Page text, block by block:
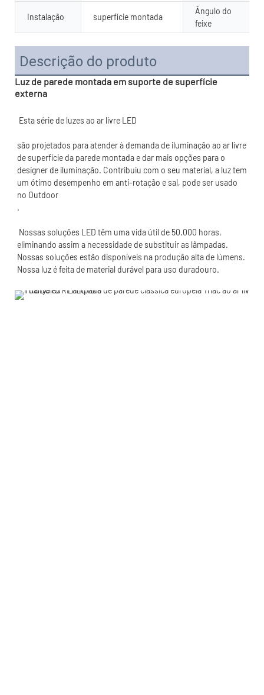
Instalação superfície montada
Ângulo do
feixe
Descrição do produto
Luz de parede montada em suporte de superfície
externa
são projetados para atender à demanda de iluminação ao ar livre
de superfície da parede montada e dar mais opções para o
designer de iluminação. Contribuiu com o seu material, a luz tem
um ótimo desempenho em anti-rotação e sal, pode ser usado
eliminando assim a necessidade de substituir as lâmpadas.
Nossas soluções estão disponíveis na produção alta de lúmens.